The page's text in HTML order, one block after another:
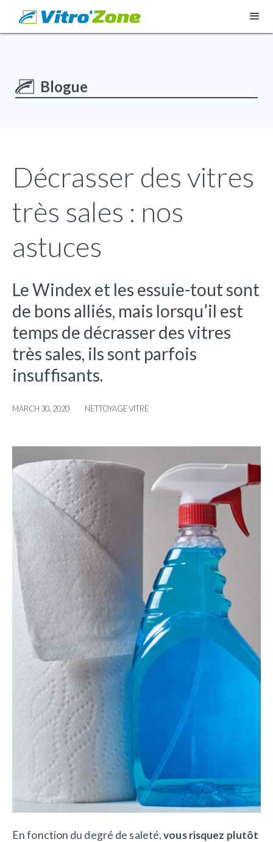
Blogue
Décrasser des vitres
très sales : nos
astuces
Le Windex et les essuie-tout sont
de bons alliés, mais lorsqu’il est
temps de décrasser des vitres
très sales, ils sont parfois
insuffisants.
MARCH 30, 2020 NETTOYAGE VITRE
En fonction du degré de saleté,vous risquez plutôt